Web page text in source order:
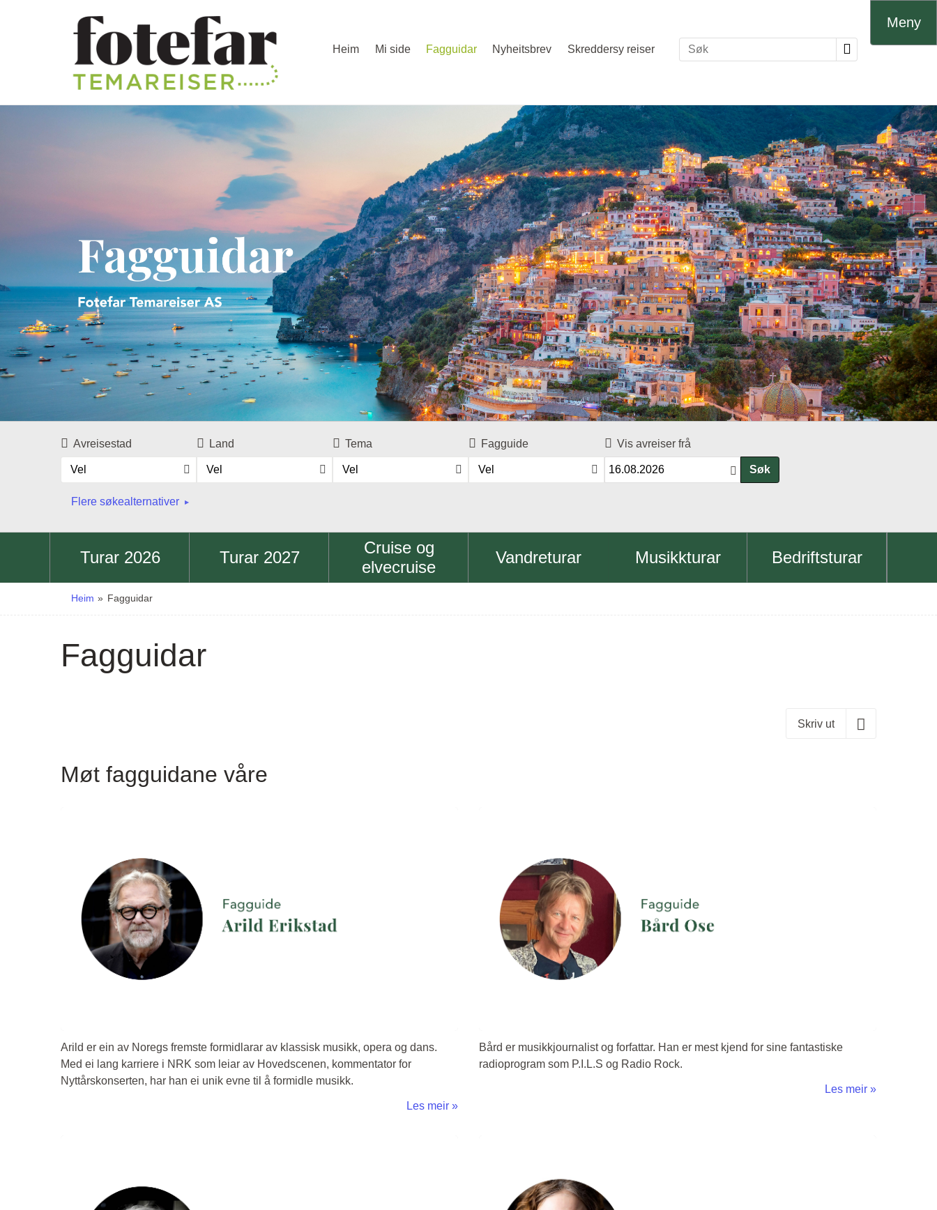
Heim Mi side Fagguidar Nyheitsbrev Skreddersy reiser
Avreisestad
Vel
Land
Vel
Tema
Vel
Fagguide
Vel
Vis avreiser frå
Søk
Flere søkealternativer
Turar 2026 Turar 2027
Cruise og
elvecruise
Vandreturar Musikkturar Bedriftsturar
Heim » Fagguidar
Fagguidar
Skriv ut
Møt fagguidane våre
Arild er ein av Noregs fremste formidlarar av klassisk musikk, opera og dans.
Med ei lang karriere i NRK som leiar av Hovedscenen, kommentator for
Nyttårskonserten, har han ei unik evne til å formidle musikk.
Les meir
Bård er musikkjournalist og forfattar. Han er mest kjend for sine fantastiske
radioprogram som P.I.L.S og Radio Rock.
Les meir
Meny